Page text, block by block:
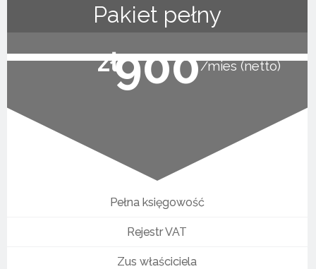
Pakiet pełny
zł900 mies (netto)
Pełna księgowość
Rejestr VAT
Zus właściciela